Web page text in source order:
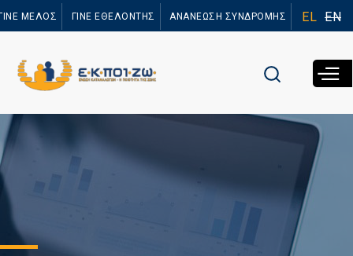
προς το
ΜΕΛΟΣ ΓΙΝΕ ΕΘΕΛΟΝΤΗΣ ΑΝΑΝΕΩΣΗ ΣΥΝΔΡΟΜΗΣ EL EN